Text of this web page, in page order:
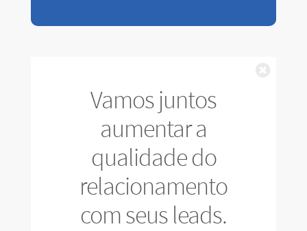
Vamos juntos
aumentar a
qualidade do
relacionamento
com seus leads.